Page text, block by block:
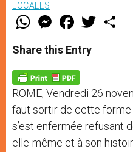
LOCALES
W
t
s
p
p
M
e
s
e
g
e
r
F
a
e
b
o
k
w
Share this Entry
ROME, Vendredi 26
faut sortir de cette forme
s’est enfermée refusant
elle-même et à son